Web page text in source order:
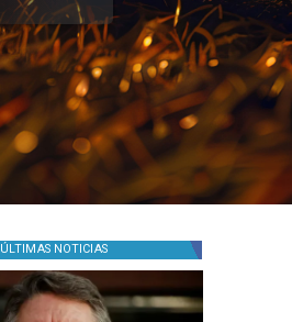
ÚLTIMAS NOTICIAS